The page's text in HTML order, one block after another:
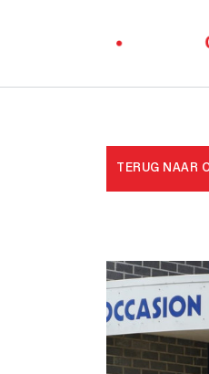
TERUG NAAR